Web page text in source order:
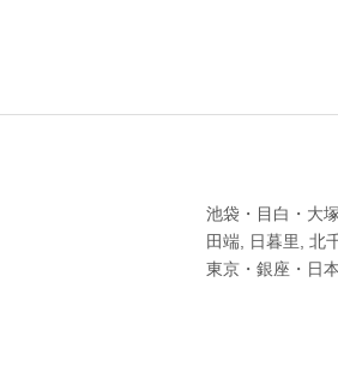
池袋・目白・大塚
田端, 日暮里, 北
東京・銀座・日